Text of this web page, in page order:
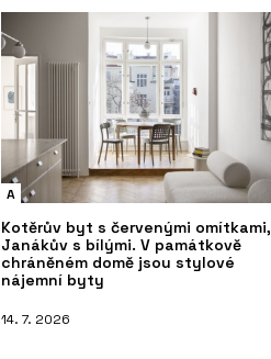
A
Kotěrův byt s červenými omítkami,
Janákův s bílými. V památkově
chráněném domě jsou stylové
nájemní byty
14. 7. 2026